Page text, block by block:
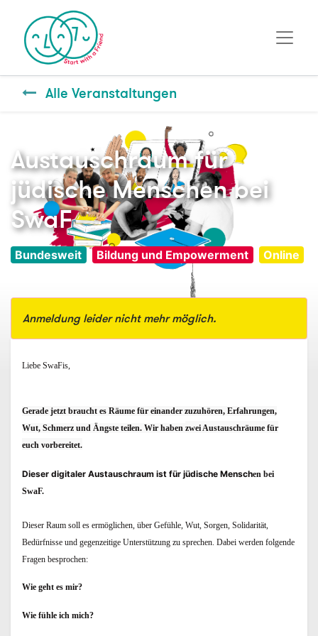
Alle Veranstaltungen
Austauschraum für
jüdische Menschen bei
SwaF
Bundesweit Bildung und Empowerment Online
Anmeldung leider nicht mehr möglich.
Liebe SwaFis,
Gerade jetzt braucht es Räume für einander zuzuhören, Erfahrungen,
Wut, Schmerz und Ängste teilen. Wir haben zwei Austauschräume für
euch vorbereitet.
Dieser digitaler Austauschraum ist für jüdische Menschen bei
SwaF.
Dieser Raum soll es ermöglichen, über Gefühle, Wut, Sorgen, Solidarität,
Bedürfnisse und gegenzeitige Unterstützung zu sprechen. Dabei werden folgende
Fragen besprochen:
Wie geht es mir?
Wie fühle ich mich?